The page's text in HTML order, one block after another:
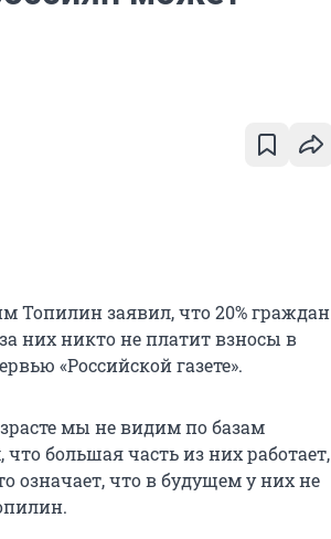
Топилин заявил, что 20% граждан
них никто не платит взносы в
«Российской газете».
мы не видим по базам
большая часть из них работает,
означает, что в будущем у них не